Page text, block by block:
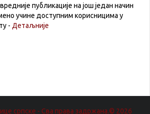
публикације на још један начин
учине доступним корисницима у
- Детаљније
српске - Сва права задржана.© 2026